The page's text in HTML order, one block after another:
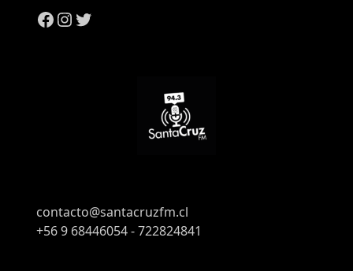
contacto@santacruzfm.cl
+56 9 68446054 - 722824841